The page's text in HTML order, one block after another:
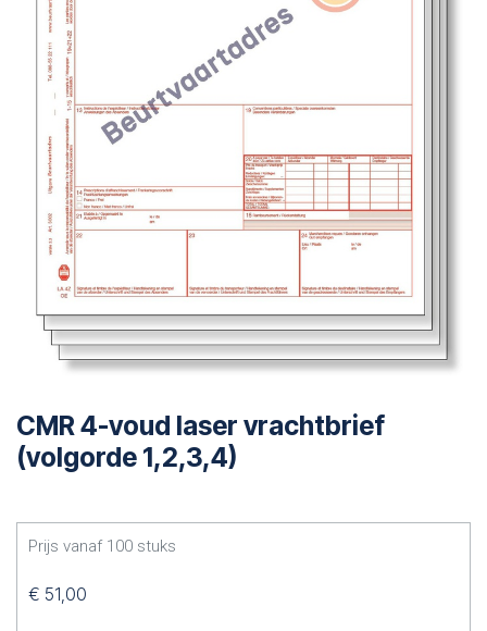
CMR 4-voud laser vrachtbrief
(volgorde 1,2,3,4)
Prijs vanaf 100 stuks
€ 51,00